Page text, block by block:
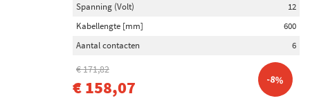
Spanning (Volt)
12
Kabellengte [mm]
600
Aantal contacten
6
€ 171,82
€ 158,07 -8%